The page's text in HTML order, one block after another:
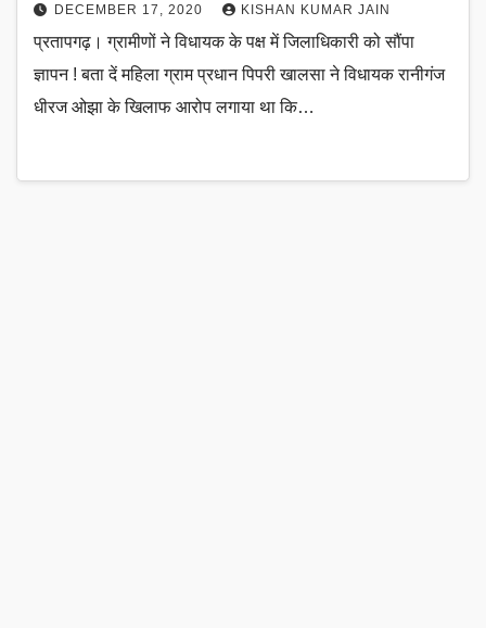
DECEMBER 17, 2020 KISHAN KUMAR JAIN
प्रतापगढ़। ग्रामीणों ने विधायक के पक्ष में जिलाधिकारी को सौंपा
ज्ञापन ! बता दें महिला ग्राम प्रधान पिपरी खालसा ने विधायक रानीगंज
धीरज ओझा के खिलाफ आरोप लगाया था कि…